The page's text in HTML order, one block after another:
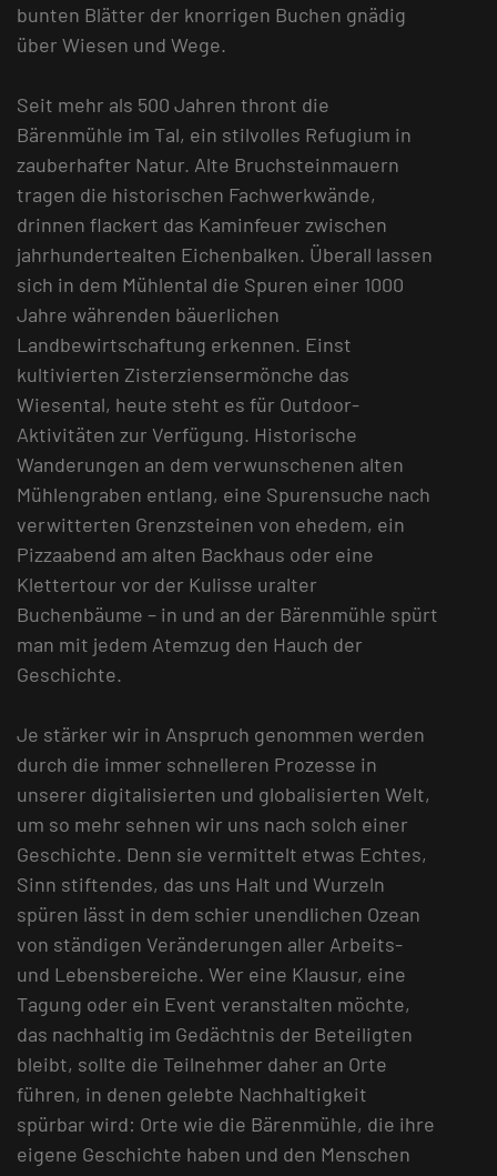
bunten Blätter der knorrigen Buchen gnädig
über Wiesen und Wege.
Seit mehr als 500 Jahren thront die
Bärenmühle im Tal, ein stilvolles Refugium in
zauberhafter Natur. Alte Bruchsteinmauern
tragen die historischen Fachwerkwände,
drinnen flackert das Kaminfeuer zwischen
jahrhundertealten Eichenbalken. Überall lassen
sich in dem Mühlental die Spuren einer 1000
Jahre währenden bäuerlichen
Landbewirtschaftung erkennen. Einst
kultivierten Zisterziensermönche das
Wiesental, heute steht es für Outdoor-
Aktivitäten zur Verfügung. Historische
Wanderungen an dem verwunschenen alten
Mühlengraben entlang, eine Spurensuche nach
verwitterten Grenzsteinen von ehedem, ein
Pizzaabend am alten Backhaus oder eine
Klettertour vor der Kulisse uralter
Buchenbäume – in und an der Bärenmühle spürt
man mit jedem Atemzug den Hauch der
Geschichte.
Je stärker wir in Anspruch genommen werden
durch die immer schnelleren Prozesse in
unserer digitalisierten und globalisierten Welt,
um so mehr sehnen wir uns nach solch einer
Geschichte. Denn sie vermittelt etwas Echtes,
Sinn stiftendes, das uns Halt und Wurzeln
spüren lässt in dem schier unendlichen Ozean
von ständigen Veränderungen aller Arbeits-
und Lebensbereiche. Wer eine Klausur, eine
Tagung oder ein Event veranstalten möchte,
das nachhaltig im Gedächtnis der Beteiligten
bleibt, sollte die Teilnehmer daher an Orte
führen, in denen gelebte Nachhaltigkeit
spürbar wird: Orte wie die Bärenmühle, die ihre
eigene Geschichte haben und den Menschen